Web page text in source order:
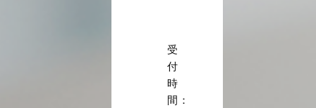
受
付
時
間：